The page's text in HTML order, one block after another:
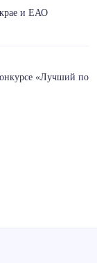
крае и ЕАО
«Лучший по